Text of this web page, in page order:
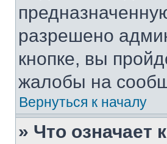
разрешено
кнопке, вы
жалобы на
Вернуться к началу
» Что означает